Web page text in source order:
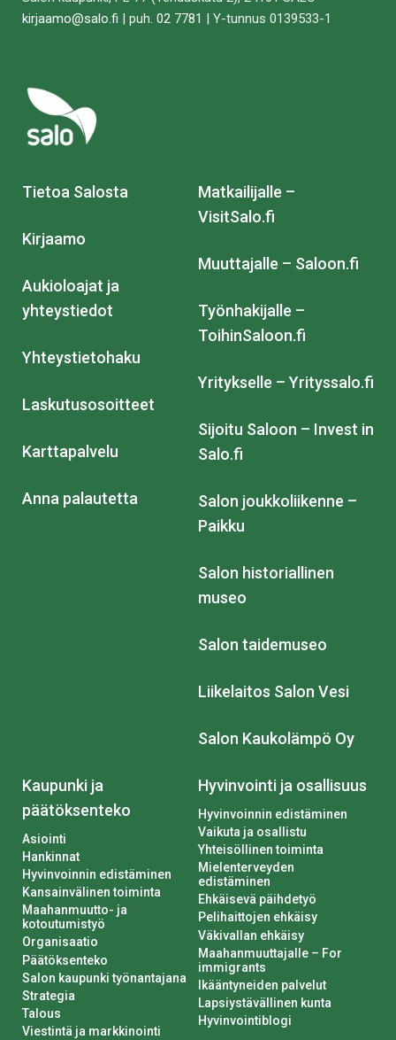
kirjaamo@salo.fi | puh. 02 7781 | Y-tunnus 0139533-1
Tietoa Salosta
Kirjaamo
Aukioloajat ja
yhteystiedot
Yhteystietohaku
Laskutusosoitteet
Karttapalvelu
Anna palautetta
Matkailijalle –
VisitSalo.fi
Muuttajalle – Saloon.fi
Työnhakijalle –
ToihinSaloon.fi
Yritykselle – Yrityssalo.fi
Sijoitu Saloon – Invest in
Salo.fi
Salon joukkoliikenne –
Paikku
Salon historiallinen
museo
Salon taidemuseo
Liikelaitos Salon Vesi
Salon Kaukolämpö Oy
Kaupunki ja
päätöksenteko
Asiointi
Hankinnat
Hyvinvoinnin edistäminen
Kansainvälinen toiminta
Maahanmuutto- ja
kotoutumistyö
Organisaatio
Päätöksenteko
Salon kaupunki työnantajana
Strategia
Talous
Viestintä ja markkinointi
Hyvinvointi ja osallisuus
Hyvinvoinnin edistäminen
Vaikuta ja osallistu
Yhteisöllinen toiminta
Mielenterveyden
edistäminen
Ehkäisevä päihdetyö
Pelihaittojen ehkäisy
Väkivallan ehkäisy
Maahanmuuttajalle – For
immigrants
Ikääntyneiden palvelut
Lapsiystävällinen kunta
Hyvinvointiblogi